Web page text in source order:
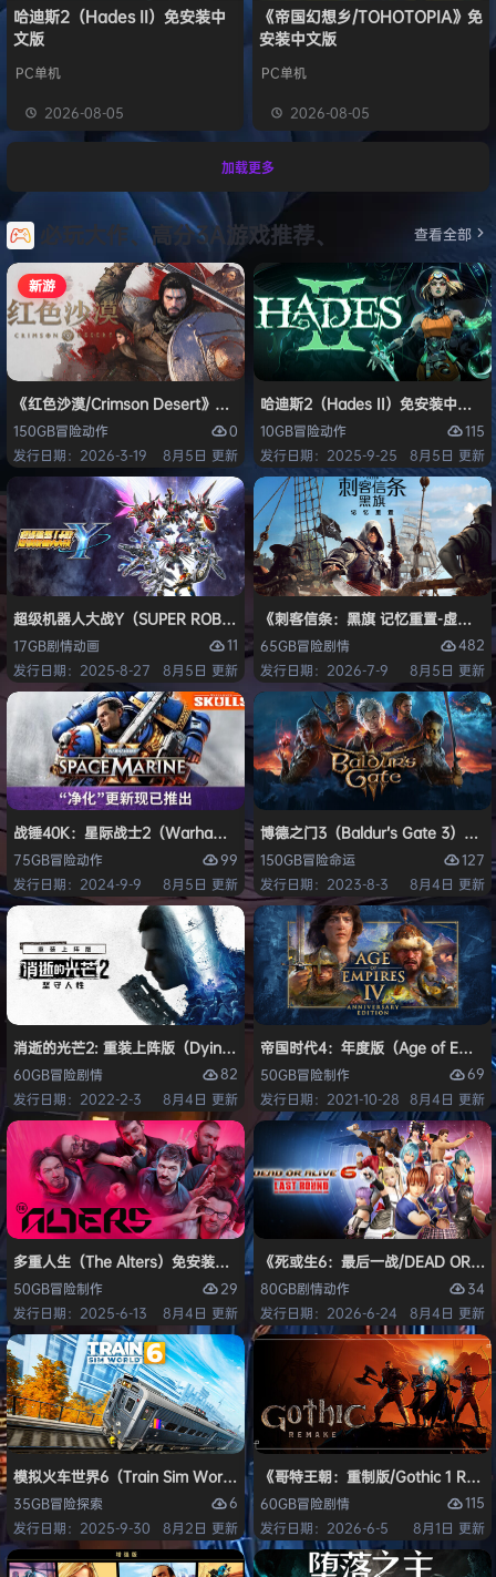
哈迪斯2（Hades II）免安装中
文版
PC单机
2026-08-05
《帝国幻想乡/TOHOTOPIA》免
安装中文版
PC单机
2026-08-05
加载更多
必玩大作、高分3A游戏推荐、 查看全部
新游
《红色沙漠/Crimson Desert》免安装中文版
150GB冒险动作
0
发行日期：2026-3-19
8月5日 更新
哈迪斯2（Hades II）免安装中文版
10GB冒险动作
115
发行日期：2025-9-25
8月5日 更新
超级机器人大战Y（SUPER ROBOT WARS Y）免安装中文版
17GB剧情动画
11
发行日期：2025-8-27
8月5日 更新
《刺客信条：黑旗 记忆重置-虚拟
65GB冒险剧情
482
发行日期：2026-7-9
8月5日 更新
战锤40K：星际战士2（Warhammer 40,000: Space Marine 2）免安装
75GB冒险动作
99
发行日期：2024-9-9
8月5日 更新
博德之门3（Baldur’s Gate 3）免安
150GB冒险命运
127
发行日期：2023-8-3
8月4日 更新
消逝的光芒2: 重装上阵版（Dying Light 2 Stay Human: Reloaded
60GB冒险剧情
82
发行日期：2022-2-3
8月4日 更新
帝国时代4：年度版（Age of
50GB冒险制作
69
发行日期：2021-10-28 8月4日 更新
多重人生（The Alters）免安装中文版
50GB冒险制作
29
发行日期：2025-6-13
8月4日 更新
《死或生6：最后一战/DEAD OR
80GB剧情动作
34
发行日期：2026-6-24
8月4日 更新
模拟火车世界6（Train Sim World 6）免安装中文版
35GB冒险探索
6
发行日期：2025-9-30
8月2日 更新
《哥特王朝：重制版/Gothic 1
60GB冒险剧情
115
发行日期：2026-6-5
8月1日 更新